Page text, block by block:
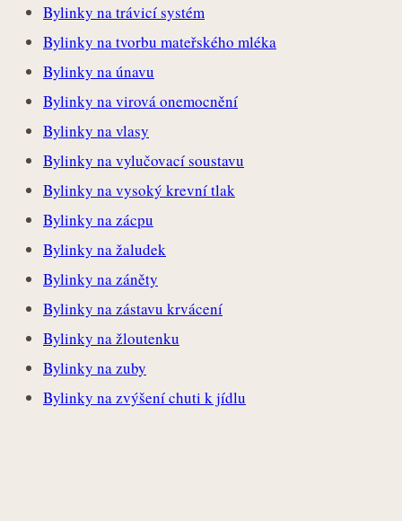
Bylinky na trávicí systém
Bylinky na tvorbu mateřského mléka
Bylinky na únavu
Bylinky na virová onemocnění
Bylinky na vlasy
Bylinky na vylučovací soustavu
Bylinky na vysoký krevní tlak
Bylinky na zácpu
Bylinky na žaludek
Bylinky na záněty
Bylinky na zástavu krvácení
Bylinky na žloutenku
Bylinky na zuby
Bylinky na zvýšení chuti k jídlu